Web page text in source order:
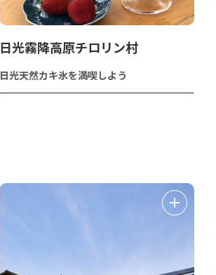
日光霧降高原チロリン村
日光天然カキ氷を満喫しよう